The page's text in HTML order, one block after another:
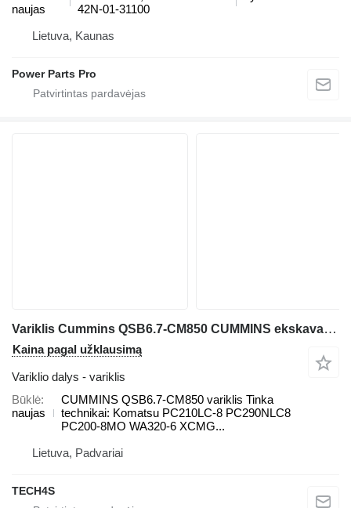
naujas
42N-01-31100
Lietuva, Kaunas
Power Parts Pro
Variklis Cummins QSB6.7-CM850 CUMMINS ekskavatoriaus Komatsu PC210LC-8, PC290NLC8, WA320-6
Kaina pagal užklausimą
Variklio dalys - variklis
Būklė
naujas
CUMMINS QSB6.7-CM850 variklis Tinka
technikai: Komatsu PC210LC-8 PC290NLC8
PC200-8MO WA320-6 XCMG...
Lietuva, Padvariai
TECH4S